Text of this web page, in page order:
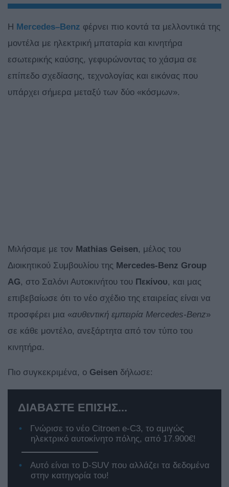
Η Mercedes–Benz φέρνει πιο κοντά τα μελλοντικά της
μοντέλα με ηλεκτρική μπαταρία και κινητήρα
εσωτερικής καύσης, γεφυρώνοντας το χάσμα σε
επίπεδο σχεδίασης, τεχνολογίας και εικόνας που
υπάρχει σήμερα μεταξύ των δύο «κόσμων».
Μιλήσαμε με τον Mathias Geisen, μέλος του
Διοικητικού Συμβουλίου της Mercedes-Benz Group
AG, στο Σαλόνι Αυτοκινήτου του Πεκίνου, και μας
επιβεβαίωσε ότι το νέο σχέδιο της εταιρείας είναι να
προσφέρει μια «αυθεντική εμπειρία Mercedes-Benz»
σε κάθε μοντέλο, ανεξάρτητα από τον τύπο του
κινητήρα.
Πιο συγκεκριμένα, ο Geisen δήλωσε:
ΔΙΑΒΑΣΤΕ ΕΠΙΣΗΣ...
Γνώρισε το νέο Citroen e-C3, το αμιγώς
ηλεκτρικό αυτοκίνητο πόλης, από 17.900€!
Αυτό είναι το D-SUV που αλλάζει τα δεδομένα
στην κατηγορία του!